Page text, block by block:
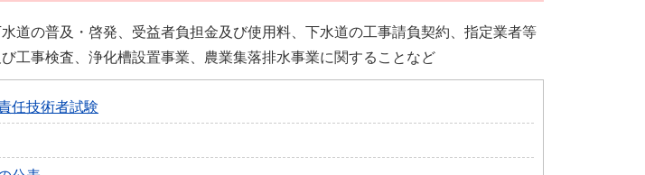
道の普及・啓発、受益者負担金及び使用料、下水道の工事請負契約、指定業者等
工事検査、浄化槽設置事業、農業集落排水事業に関することなど
任技術者試験